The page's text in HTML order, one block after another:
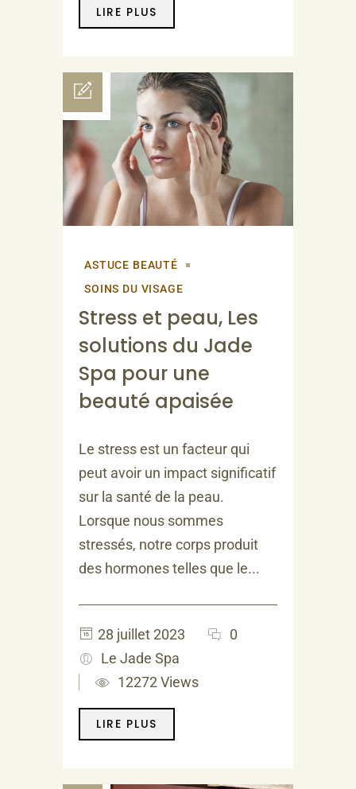
LIRE PLUS
ASTUCE BEAUTÉ
SOINS DU VISAGE
Stress et peau, Les
solutions du Jade
Spa pour une
beauté apaisée
Le stress est un facteur qui
peut avoir un impact significatif
sur la santé de la peau.
Lorsque nous sommes
stressés, notre corps produit
des hormones telles que le...
28 juillet 2023
0
Le Jade Spa
12272 Views
LIRE PLUS